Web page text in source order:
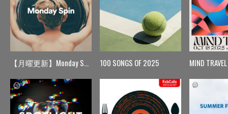
【月曜更新】Monday Spin 100 SONGS OF 2025 MIND TRAVEL